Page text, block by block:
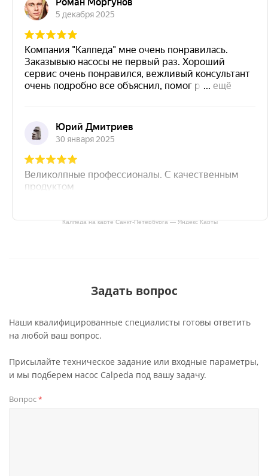
Калпеда на карте Санкт‑Петербурга — Яндекс Карты
Задать вопрос
Наши квалифицированные специалисты готовы ответить
на любой ваш вопрос.
Присылайте техническое задание или входные параметры,
и мы подберем насос Calpeda под вашу задачу.
Вопрос*